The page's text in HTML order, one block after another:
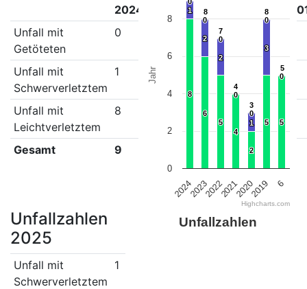
2024 2022 2020
Unfall mit
Getöteten
0 0
Unfall mit
Schwerverletztem
1 2 0
Unfall mit
Leichtverletztem
8 2
Gesamt 9 3
Jahr
8
8
7
7
4
4
3
3
8
8
5
5
0
0
0
0
0
0
0
0
0
0
0
0
1
1
2
2
2
2
1
1
3
3
8
8
6
6
5
5
4
4
2
2
5
5 5
5
202420232022202120202019 6
0
2
4
6
8
Highcharts.com
Unfallzahlen
2025
Unfall mit
Schwerverletztem
1
Unfallzahlen